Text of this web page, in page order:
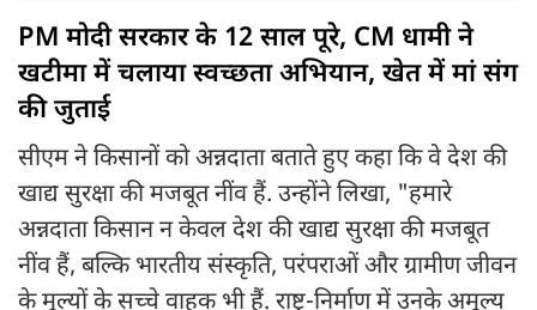
PM मोदी सरकार के 12 साल पूरे, CM धामी ने
खटीमा में चलाया स्वच्छता अभियान, खेत में मां संग
की जुताई
सीएम ने किसानों को अन्नदाता बताते हुए कहा कि वे देश की
खाद्य सुरक्षा की मजबूत नींव हैं. उन्होंने लिखा, "हमारे
अन्नदाता किसान न केवल देश की खाद्य सुरक्षा की मजबूत
नींव हैं, बल्कि भारतीय संस्कृति, परंपराओं और ग्रामीण जीवन
के मूल्यों के सच्चे वाहक भी हैं. राष्ट्र-निर्माण में उनके अमूल्य